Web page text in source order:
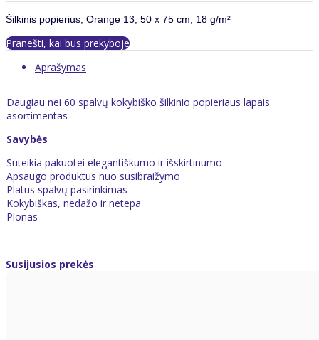
Šilkinis popierius, Orange 13, 50 x 75 cm, 18 g/m²
Pranešti, kai bus prekyboje
Aprašymas
Daugiau nei 60 spalvų kokybiško šilkinio popieriaus lapais
asortimentas
Savybės
Suteikia pakuotei elegantiškumo ir išskirtinumo
Apsaugo produktus nuo susibraižymo
Platus spalvų pasirinkimas
Kokybiškas, nedažo ir netepa
Plonas
Susijusios prekės